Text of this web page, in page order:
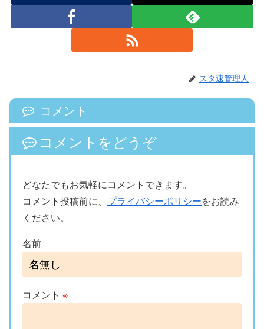
スタ速管理人
コメント
コメントをどうぞ
どなたでもお気軽にコメントできます。
コメント投稿前に、 プライバシーポリシーをお読み
ください。
名前
コメント ※